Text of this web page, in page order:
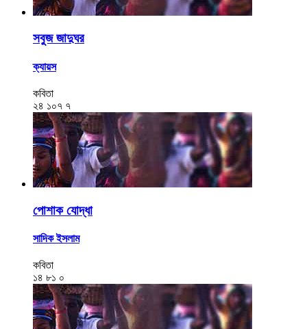
সবুজ জাদুঘর
ক্যায়স
কবিতা
২৪ ১০৭ ৭
পোশাক যোদ্ধা
সাদিক ইসলাম
কবিতা
১৪ ৮১ ০